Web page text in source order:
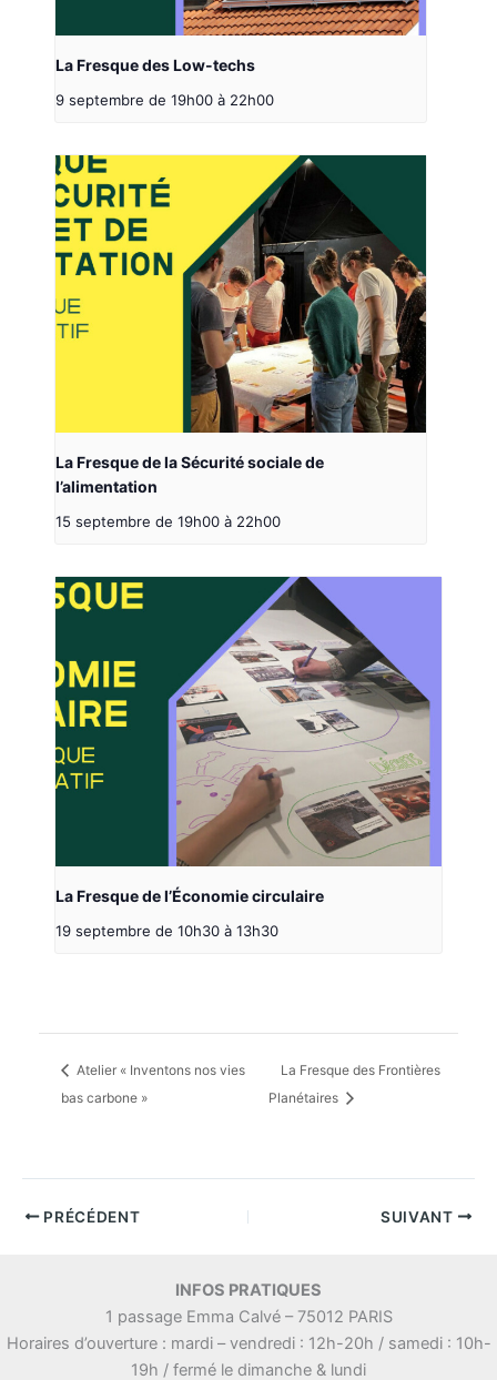
La Fresque des Low-techs
9 septembre de 19h00 à 22h00
La Fresque de la Sécurité sociale de
l’alimentation
15 septembre de 19h00 à 22h00
La Fresque de l’Économie circulaire
19 septembre de 10h30 à 13h30
Atelier « Inventons nos vies
bas carbone »
La Fresque des Frontières
Planétaires
PRÉCÉDENT SUIVANT
INFOS PRATIQUES
1 passage Emma Calvé – 75012 PARIS
Horaires d’ouverture : mardi – vendredi : 12h-20h / samedi : 10h-
19h / fermé le dimanche & lundi